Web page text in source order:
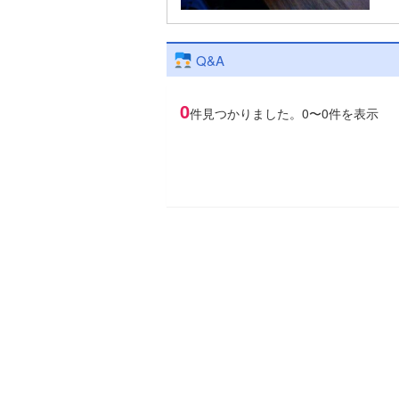
Q&A
0件見つかりました。 0〜0件を表示